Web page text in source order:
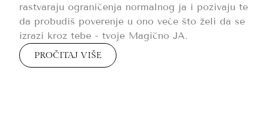
rastvaraju ograničenja normalnog ja i pozivaju te
da probudiš poverenje u ono veće što želi da se
izrazi kroz tebe - tvoje Magično JA.
PROČITAJ VIŠE